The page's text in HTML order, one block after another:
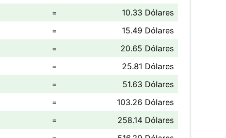
=
10.33 Dólares
=
15.49 Dólares
=
20.65 Dólares
=
25.81 Dólares
=
51.63 Dólares
=
103.26 Dólares
=
258.14 Dólares